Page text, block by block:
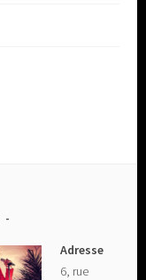
Adresse
6, rue